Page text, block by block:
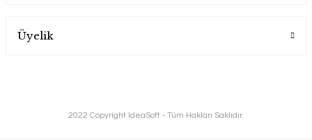
Üyelik
2022 Copyright IdeaSoft - Tüm Hakları Saklıdır.